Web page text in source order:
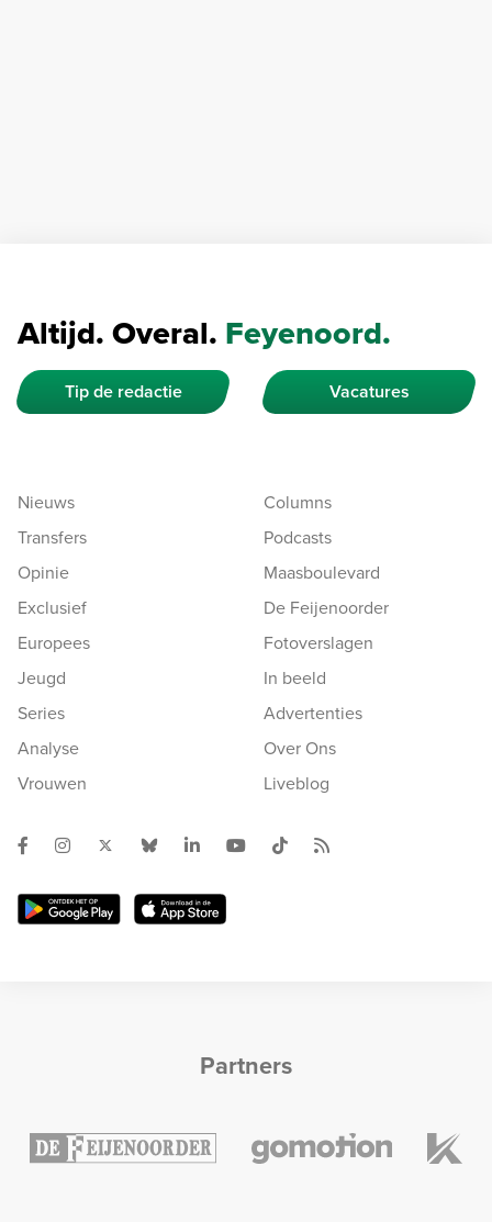
Altijd. Overal. Feyenoord.
Tip de redactie Vacatures
Nieuws
Transfers
Opinie
Exclusief
Europees
Jeugd
Series
Analyse
Vrouwen
Columns
Podcasts
Maasboulevard
De Feijenoorder
Fotoverslagen
In beeld
Advertenties
Over Ons
Liveblog
Partners